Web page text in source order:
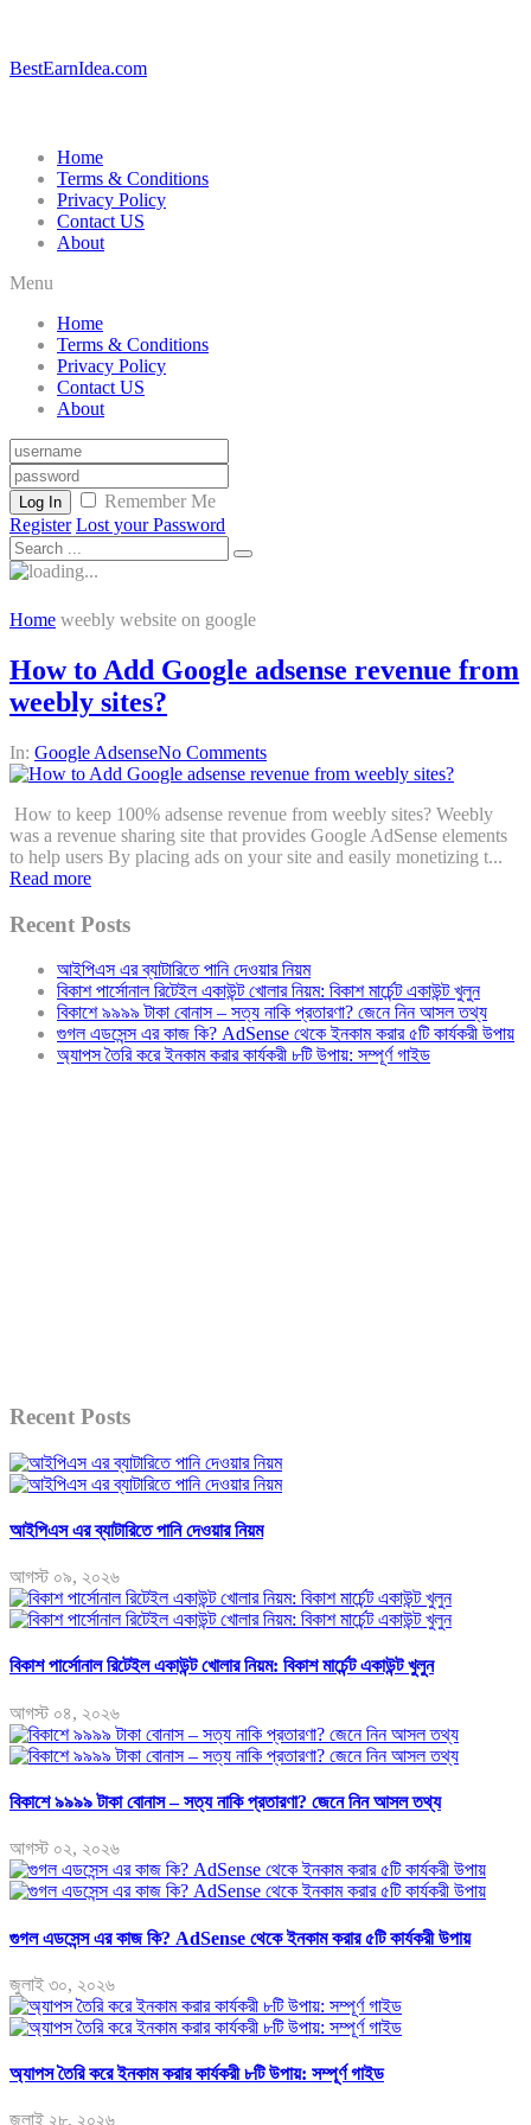
BestEarnIdea.com
Home
Terms & Conditions
Privacy Policy
Contact US
About
Menu
Home
Terms & Conditions
Privacy Policy
Contact US
About
Log In
Remember Me
Register Lost your Password
Home weebly website on google
How to Add Google adsense revenue from
weebly sites?
In: Google AdsenseNo Comments
How to keep 100% adsense revenue from weebly sites? Weebly
was a revenue sharing site that provides Google AdSense elements
to help users By placing ads on your site and easily monetizing t...
Read more
Recent Posts
আইপিএস এর ব্যাটারিতে পানি দেওয়ার নিয়ম
বিকাশ পার্সোনাল রিটেইল একাউন্ট খোলার নিয়ম: বিকাশ মার্চেন্ট একাউন্ট খুলুন
বিকাশে ৯৯৯৯ টাকা বোনাস – সত্য নাকি প্রতারণা? জেনে নিন আসল তথ্য
গুগল এডসেন্স এর কাজ কি? AdSense থেকে ইনকাম করার ৫টি কার্যকরী উপায়
অ্যাপস তৈরি করে ইনকাম করার কার্যকরী ৮টি উপায়: সম্পূর্ণ গাইড
Recent Posts
আইপিএস এর ব্যাটারিতে পানি দেওয়ার নিয়ম
আগস্ট ০৯, ২০২৬
বিকাশ পার্সোনাল রিটেইল একাউন্ট খোলার নিয়ম: বিকাশ মার্চেন্ট একাউন্ট খুলুন
আগস্ট ০৪, ২০২৬
বিকাশে ৯৯৯৯ টাকা বোনাস – সত্য নাকি প্রতারণা? জেনে নিন আসল তথ্য
আগস্ট ০২, ২০২৬
গুগল এডসেন্স এর কাজ কি? AdSense থেকে ইনকাম করার ৫টি কার্যকরী উপায়
জুলাই ৩০, ২০২৬
অ্যাপস তৈরি করে ইনকাম করার কার্যকরী ৮টি উপায়: সম্পূর্ণ গাইড
জুলাই ২৮, ২০২৬